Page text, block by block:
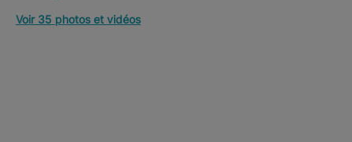
Voir 35 photos et vidéos